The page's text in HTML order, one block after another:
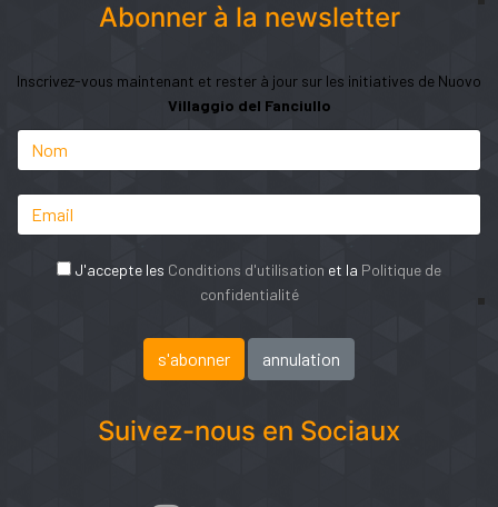
Abonner à la newsletter
Inscrivez-vous maintenant et rester à jour sur les initiatives de Nuovo
Villaggio del Fanciullo
J'accepte les Conditions d'utilisation et la Politique de
confidentialité
Suivez-nous en Sociaux